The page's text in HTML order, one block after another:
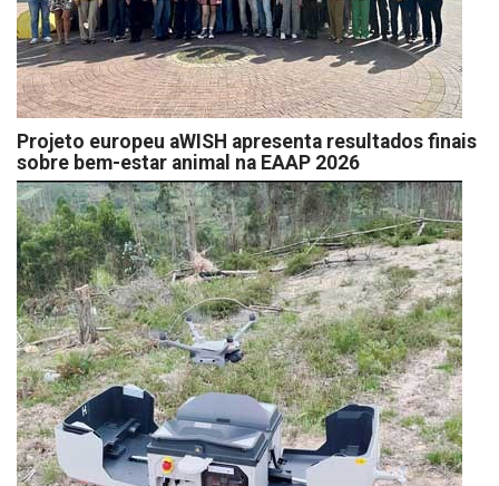
Projeto europeu aWISH apresenta resultados finais
sobre bem-estar animal na EAAP 2026